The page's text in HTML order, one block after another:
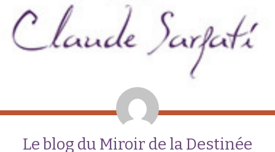
Le blog du Miroir de la Destinée